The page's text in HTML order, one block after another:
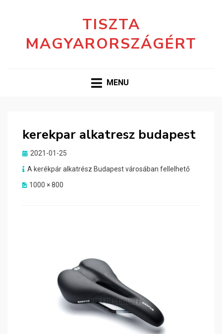
TISZTA
MAGYARORSZÁGÉRT
MENU
kerekpar alkatresz budapest
Posted
2021-01-25
A kerékpár alkatrész Budapest városában fellelhető
1000 × 800